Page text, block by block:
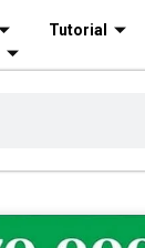
Tutorial